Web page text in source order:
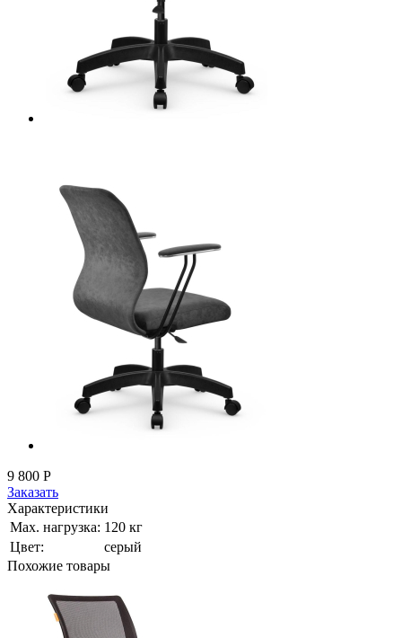
9 800 Р
Заказать
Характеристики
Мах. нагрузка: 120 кг
Цвет:
серый
Похожие товары